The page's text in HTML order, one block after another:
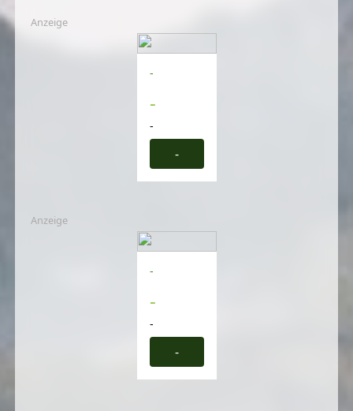
Anzeige
-
-
-
-
Anzeige
-
-
-
-